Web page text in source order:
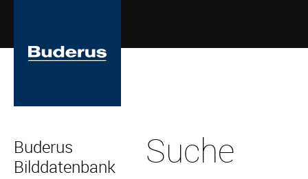
Buderus
Bilddatenbank
Suche